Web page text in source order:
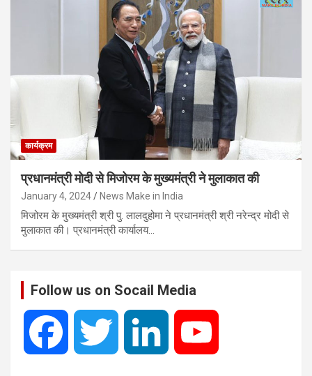
कार्यक्रम
प्रधानमंत्री मोदी से मिजोरम के मुख्यमंत्री ने मुलाकात की
January 4, 2024 News Make in India
मिजोरम के मुख्यमंत्री श्री पु. लालदुहोमा ने प्रधानमंत्री श्री नरेन्द्र मोदी से
मुलाकात की। प्रधानमंत्री कार्यालय…
Follow us on Socail Media